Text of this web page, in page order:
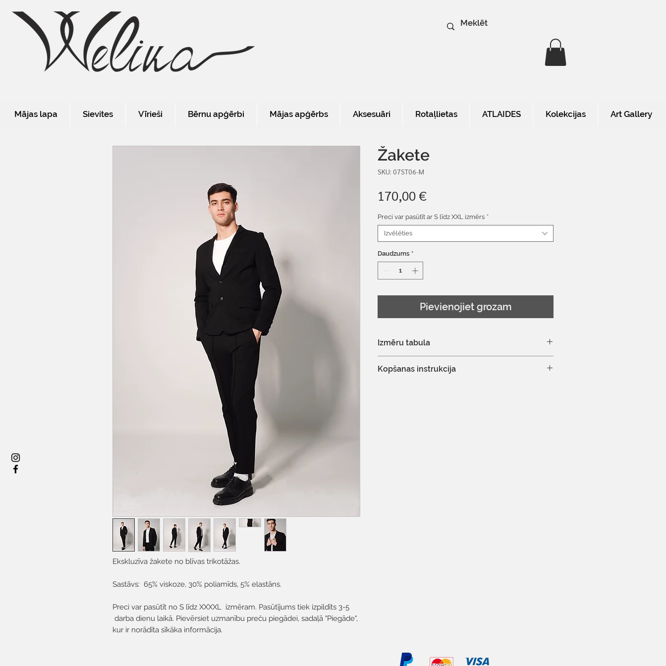
Mājas lapa Sievites Vīrieši Bērnu apģērbi Mājas apģērbs Aksesuāri Rotaļlietas ATLAIDES Kolekcijas Art Gallery
Ekskluzīva žakete no blīvas trikotāžas.
Sastāvs: 65% viskoze, 30% poliamīds, 5% elastāns.
Preci var pasūtīt no S līdz XXXXL izmēram. Pasūtījums tiek izpildīts 3-5
darba dienu laikā. Pievērsiet uzmanību preču piegādei, sadaļā "Piegāde",
kur ir norādīta sīkāka informācija.
Žakete
SKU: 07ST06-M
170,00 €Cena
Preci var pasūtīt ar S līdz XXL izmērs *
Izvēlēties
Daudzums *
Pievienojiet grozam
Izmēru tabula
Kopšanas instrukcija